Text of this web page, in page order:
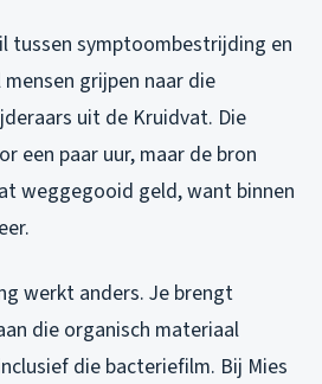
tussen symptoombestrijding en
grijpen naar die
uit de Kruidvat. Die
een paar uur, maar de bron
weggegooid geld, want binnen
werkt anders. Je brengt
die organisch materiaal
die bacteriefilm. Bij Mies